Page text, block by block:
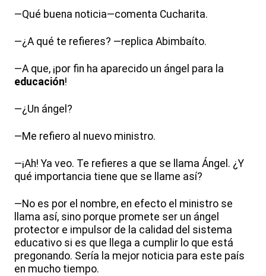
—Qué buena noticia—comenta Cucharita.
—¿A qué te refieres? —replica Abimbaíto.
—A que, ¡por fin ha aparecido un ángel para la
educación!
—¿Un ángel?
—Me refiero al nuevo ministro.
—¡Ah! Ya veo. Te refieres a que se llama Ángel. ¿Y
qué importancia tiene que se llame así?
—No es por el nombre, en efecto el ministro se
llama así, sino porque promete ser un ángel
protector e impulsor de la calidad del sistema
educativo si es que llega a cumplir lo que está
pregonando. Sería la mejor noticia para este país
en mucho tiempo.